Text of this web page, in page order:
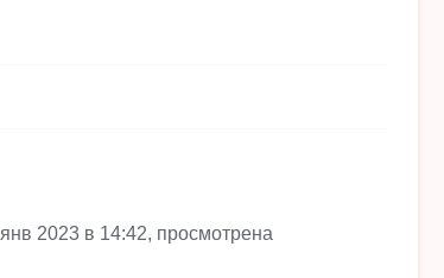
2023 в 14:42, просмотрена